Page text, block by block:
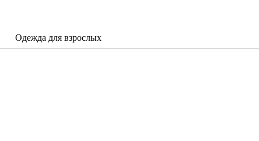
Одежда для взрослых